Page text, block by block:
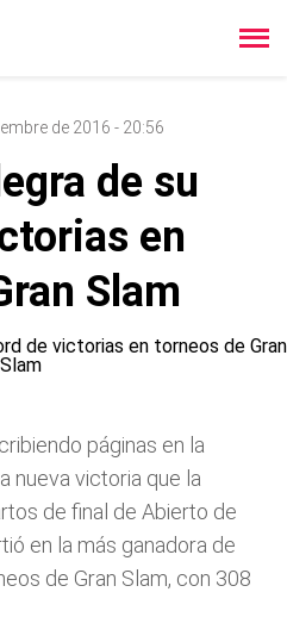
de 2016 - 20:56
de su
en
Slam
páginas en la
nueva victoria que la
de final de Abierto de
en la más ganadora de
de Gran Slam, con 308